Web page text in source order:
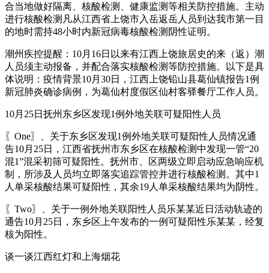
合当地做好隔离、核酸检测、健康监测等相关防控措施。主动
进行核酸检测凡从江西省上饶市入岳返岳人员到达我市第一目
的地时需持48小时内新冠病毒核酸检测阴性证明。
潮州疾控提醒：10月16日以来有江西上饶旅居史的来（返）潮
人员须主动报备，并配合落实核酸检测等防控措施。以下是具
体说明：疫情背景10月30日，江西上饶铅山县葛仙镇报告1例
新冠肺炎确诊病例，为葛仙村度假区仙村客驿餐厅工作人员。
10月25日抚州东乡区发现1例外地关联可疑阳性人员
〖One〗、关于东乡区发现1例外地关联可疑阳性人员情况通
告10月25日，江西省抚州市东乡区在核酸检测中发现一管“20
混1”混采初筛可疑阳性。抚州市、区两级立即启动应急响应机
制，所涉及人员均立即落实追踪管控并进行核酸检测。其中1
人单采核酸结果可疑阳性，其余19人单采核酸结果均为阴性。
〖Two〗、关于一例外地关联阳性人员乐某某近日活动轨迹的
通告10月25日，东乡区上午发布的一例可疑阳性乐某某，经复
核为阳性。
谈一谈江西红灯和上海烟花